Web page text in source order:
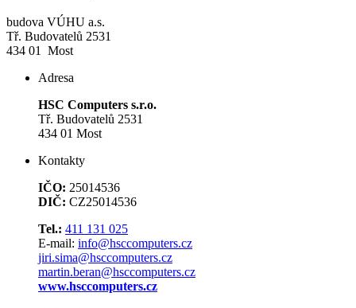
budova VÚHU a.s.
Tř. Budovatelů 2531
434 01 Most
Adresa
HSC Computers s.r.o.
Tř. Budovatelů 2531
434 01 Most
Kontakty
IČO: 25014536
DIČ: CZ25014536
Tel.: 411 131 025
E-mail: info@hsccomputers.cz
jiri.sima@hsccomputers.cz
martin.beran@hsccomputers.cz
www.hsccomputers.cz